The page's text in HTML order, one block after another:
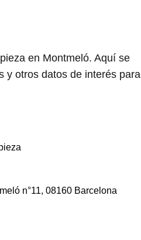
en Montmeló. Aquí se
y otros datos de interés para
n°11, 08160 Barcelona